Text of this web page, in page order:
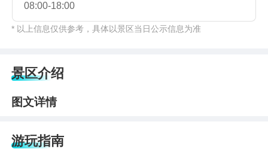
08:00-18:00
* 以上信息仅供参考，具体以景区当日公示信息为准
景区介绍
图文详情
游玩指南